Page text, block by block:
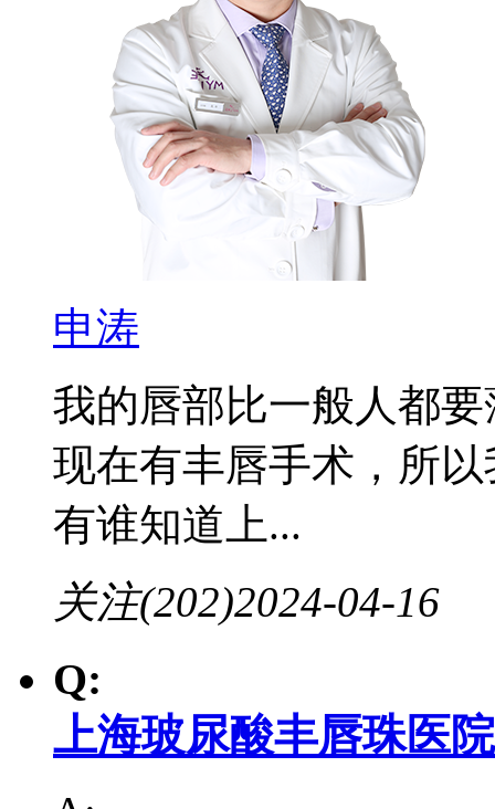
申涛
我的唇部比一般人都
现在有丰唇手术，所
有谁知道上...
关注(202)2024-04-16
Q:
上海玻尿酸丰唇珠医